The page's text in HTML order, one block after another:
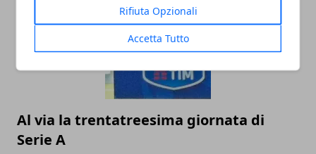
Rifiuta Opzionali
Accetta Tutto
Al via la trentatreesima giornata di
Serie A